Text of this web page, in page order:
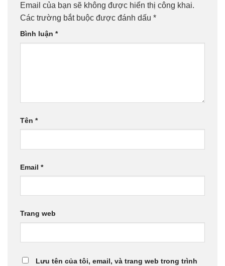
Email của bạn sẽ không được hiển thị công khai.
Các trường bắt buộc được đánh dấu *
Bình luận *
Tên *
Email *
Trang web
Lưu tên của tôi, email, và trang web trong trình